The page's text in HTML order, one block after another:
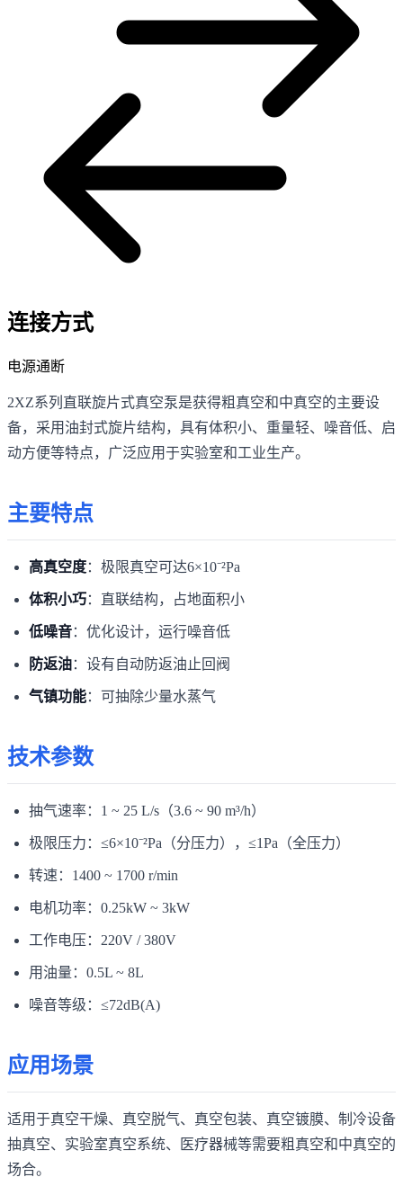
连接方式
电源通断
2XZ系列直联旋片式真空泵是获得粗真空和中真空的主要设
备，采用油封式旋片结构，具有体积小、重量轻、噪音低、启
动方便等特点，广泛应用于实验室和工业生产。
主要特点
高真空度：极限真空可达6×10⁻²Pa
体积小巧：直联结构，占地面积小
低噪音：优化设计，运行噪音低
防返油：设有自动防返油止回阀
气镇功能：可抽除少量水蒸气
技术参数
抽气速率：1 ~ 25 L/s（3.6 ~ 90 m³/h）
极限压力：≤6×10⁻²Pa（分压力），≤1Pa（全压力）
转速：1400 ~ 1700 r/min
电机功率：0.25kW ~ 3kW
工作电压：220V / 380V
用油量：0.5L ~ 8L
噪音等级：≤72dB(A)
应用场景
适用于真空干燥、真空脱气、真空包装、真空镀膜、制冷设备
抽真空、实验室真空系统、医疗器械等需要粗真空和中真空的
场合。